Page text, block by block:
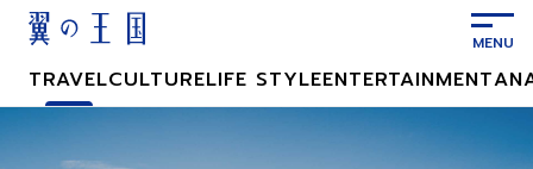
ン
TRAVELCULTURELIFE STYLEENTERTAINMENT